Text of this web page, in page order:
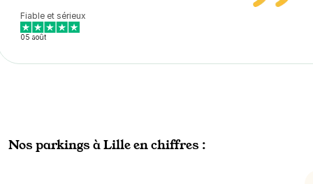
Fiable et sérieux
05 août
Nos parkings à Lille en chiffres :